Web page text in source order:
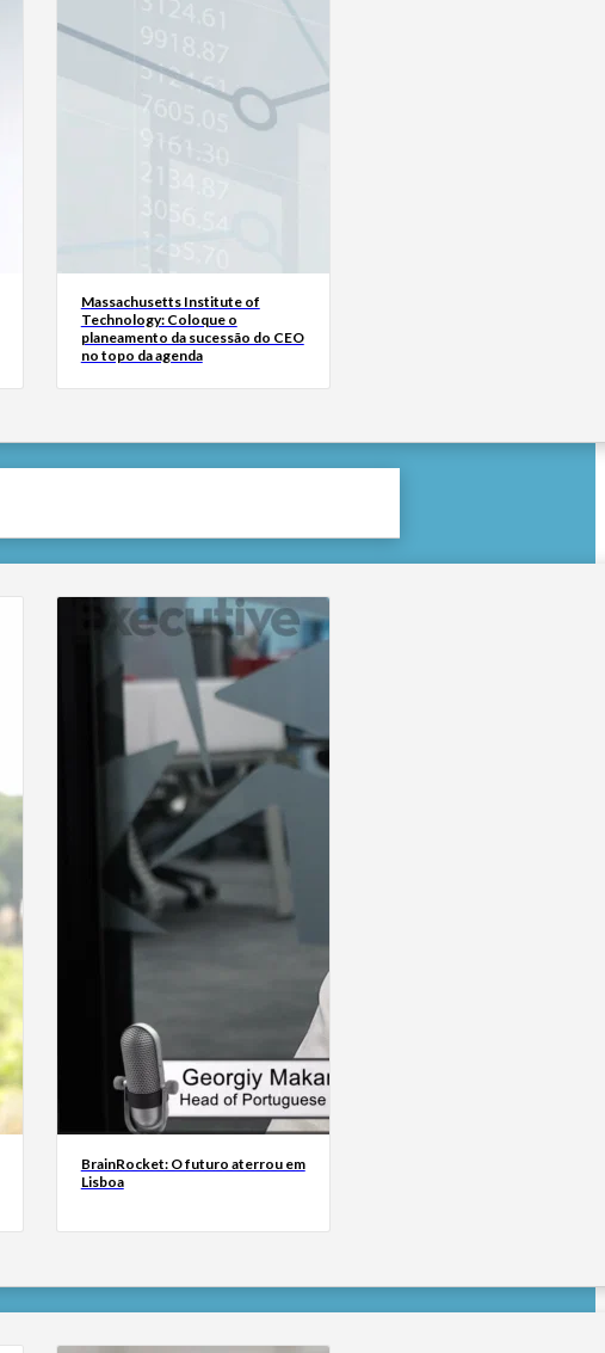
Massachusetts Institute of
Technology: Coloque o
planeamento da sucessão do CEO
no topo da agenda
BrainRocket: O futuro aterrou em
Lisboa